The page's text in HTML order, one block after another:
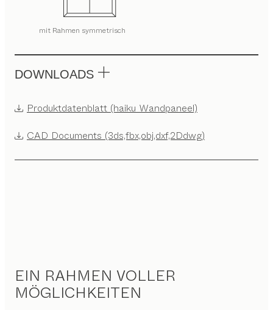
mit Rahmen symmetrisch
DOWNLOADS
Produktdatenblatt (haiku Wandpaneel)
CAD Documents (3ds,fbx,obj,dxf,2Ddwg)
EIN RAHMEN VOLLER
MÖGLICHKEITEN